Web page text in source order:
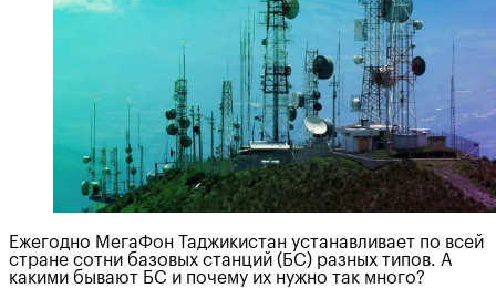
Ежегодно МегаФон Таджикистан устанавливает по всей
стране сотни базовых станций (БС) разных типов. А
какими бывают БС и почему их нужно так много?